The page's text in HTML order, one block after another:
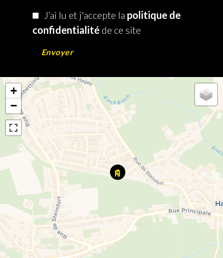
J’ai lu et j'accepte la politique de
confidentialité de ce site
Envoyer
+
−